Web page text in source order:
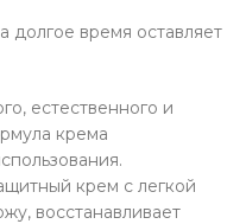
долгое время оставляет
естественного и
крема
крем с легкой
восстанавливает